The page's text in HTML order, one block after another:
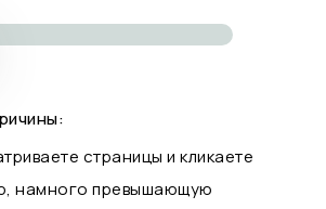
страницы и кликаете
намного превышающую